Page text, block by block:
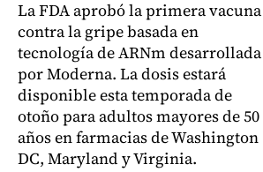
La FDA aprobó la primera vacuna
contra la gripe basada en
tecnología de ARNm desarrollada
por Moderna. La dosis estará
disponible esta temporada de
otoño para adultos mayores de 50
años en farmacias de Washington
DC, Maryland y Virginia.